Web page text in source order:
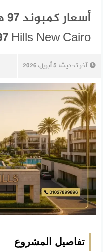
Hills New Cairo
آخر تحديث: 5 أبريل، 2026
تفاصيل المشروع